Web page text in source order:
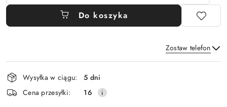
Do koszyka
Zostaw telefon
Wyślij
Dostępność
i
dostawa
Wysyłka w ciągu:
5 dni
Cena przesyłki:
16